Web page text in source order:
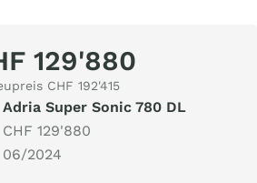
129'880
CHF 192'415
Adria Super Sonic 780 DL
CHF 129'880
06/2024